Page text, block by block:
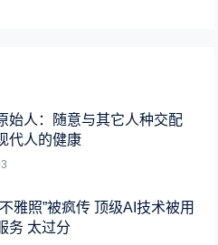
始人：随意与其它人种交配
代人的健康
雅照”被疯传 顶级AI技术被用
务 太过分